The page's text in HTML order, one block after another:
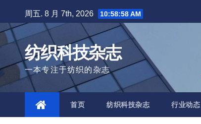
to
content
周五. 8 月 7th, 2026 10:58:59 AM
纺织科技杂志
一本专注于纺织的杂志
首页 纺织科技杂志 行业动态